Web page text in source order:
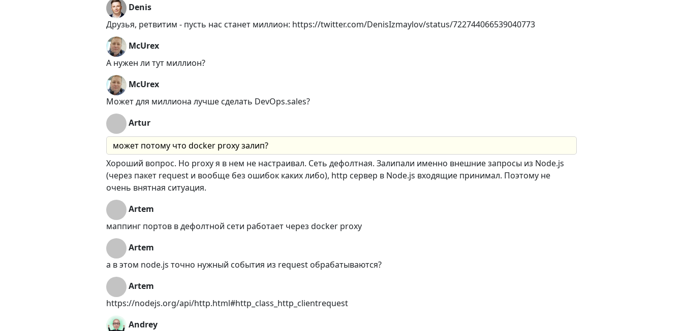
Denis
Друзья, ретвитим - пусть нас станет миллион: https://twitter.com/DenisIzmaylov/status/722744066539040773
McUrex
А нужен ли тут миллион?
McUrex
Может для миллиона лучше сделать DevOps.sales?
Artur
может потому что docker proxy залип?
Хороший вопрос. Но proxy я в нем не настраивал. Сеть дефолтная. Залипали именно внешние запросы из Node.js
(через пакет request и вообще без ошибок каких либо), http сервер в Node.js входящие принимал. Поэтому не
очень внятная ситуация.
Artem
маппинг портов в дефолтной сети работает через docker proxy
Artem
а в этом node.js точно нужный события из request обрабатываются?
Artem
https://nodejs.org/api/http.html#http_class_http_clientrequest
Andrey